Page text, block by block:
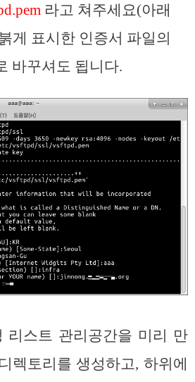
라고 쳐주세요(아래
게 표시한 인증서 파일의
바꾸셔도 됩니다.
스트 관리공간을 미리 만
렉토리를 생성하고, 하위에